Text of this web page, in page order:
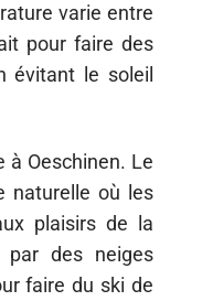
varie entre
pour faire des
évitant le soleil
à Oeschinen. Le
naturelle où les
plaisirs de la
par des neiges
faire du ski de